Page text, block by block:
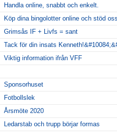
Handla online, snabbt och enkelt.
Köp dina bingolotter online och stöd oss
Grimsås IF + Livfs = sant
Tack för din insats
Viktig information ifrån VFF
Sponsorhuset
Fotbollslek
Årsmöte 2020
Ledarstab och trupp börjar formas